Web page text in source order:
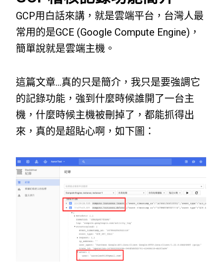
GCP用白話來講，就是雲端平台，台灣人最
常用的是GCE (Google Compute Engine)，
簡單說就是雲端主機。
這篇文章…真的只是簡介，我只是要強調它
的記錄功能，強到什麼時候誰開了一台主
機，什麼時候主機被刪掉了，都能抓得出
來，真的是超貼心啊，如下圖：